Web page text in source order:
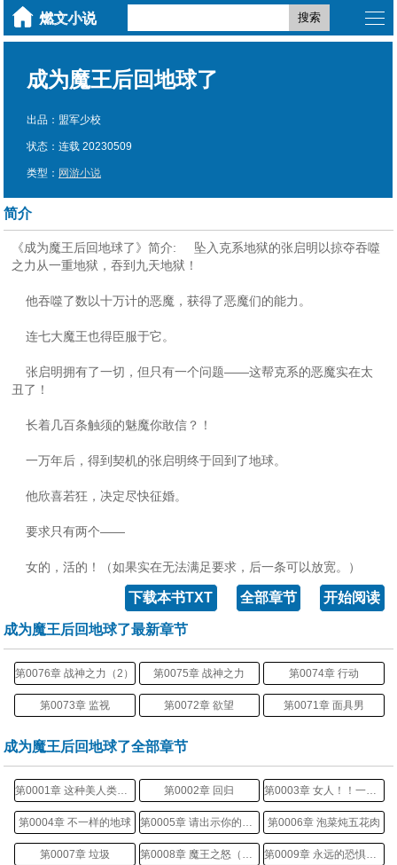
搜索
成为魔王后回地球了
出品：盟军少校
状态：连载 20230509
类型： 网游小说
简介
《成为魔王后回地球了》简介: 坠入克系地狱的张启明以掠夺吞噬
之力从一重地狱，吞到九天地狱！
他吞噬了数以十万计的恶魔，获得了恶魔们的能力。
连七大魔王也得臣服于它。
张启明拥有了一切，但只有一个问题——这帮克系的恶魔实在太
丑了！
长着几百条触须的魅魔你敢信？！
一万年后，得到契机的张启明终于回到了地球。
他欣喜若狂，决定尽快征婚。
要求只有两个——
女的，活的！（如果实在无法满足要求，后一条可以放宽。）
开始阅读
全部章节
下载本书TXT
成为魔王后回地球了最新章节
第0076章 战神之力（2） 第0075章 战神之力 第0074章 行动
第0073章 监视 第0072章 欲望 第0071章 面具男
成为魔王后回地球了全部章节
第0002章 回归 第0003章 女人！！一个女人！（感谢读书改变人生的打赏
第0004章 不一样的地球 第0006章 泡菜炖五花肉
第0007章 垃圾 第0009章 永远的恐惧（感谢成都第一锐雯的打赏）